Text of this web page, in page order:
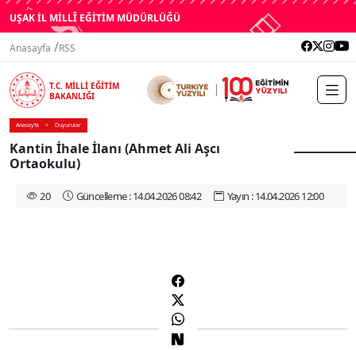
UŞAK İL MİLLÎ EĞİTİM MÜDÜRLÜĞÜ
Anasayfa /RSS
T.C. MİLLİ EĞİTİM
BAKANLIĞI
Anasayfa Duyurular
Kantin İhale İlanı (Ahmet Ali Aşcı
Ortaokulu)
20 Güncelleme : 14.04.2026 08:42 Yayın : 14.04.2026 12:00